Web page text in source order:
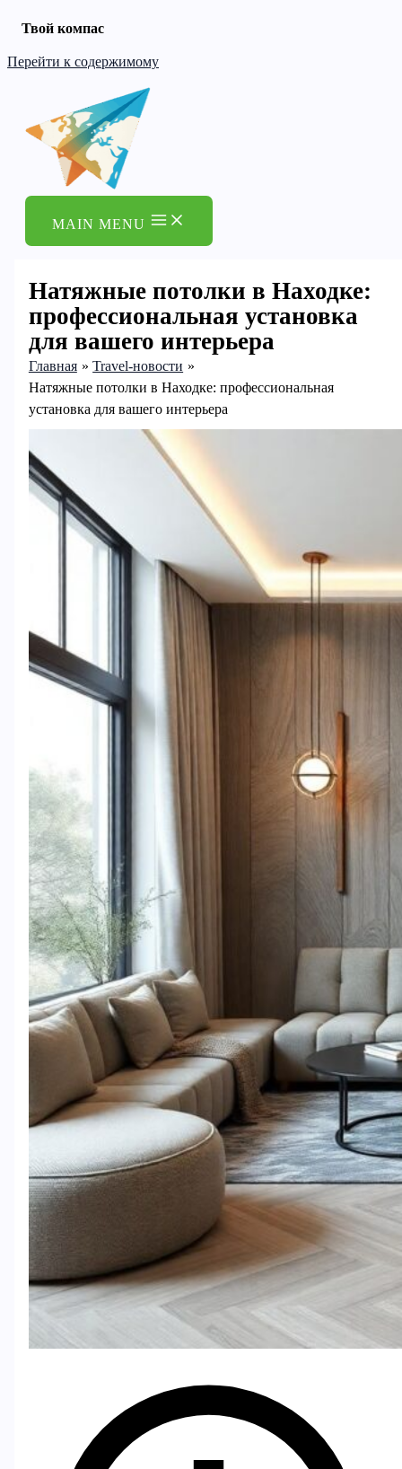
Твой компас
Перейти к содержимому
MAIN MENU
Натяжные потолки в Находке:
профессиональная установка
для вашего интерьера
Главная
Travel-новости
Натяжные потолки в Находке: профессиональная
установка для вашего интерьера